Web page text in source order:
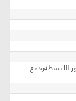
الأنشطةودفع